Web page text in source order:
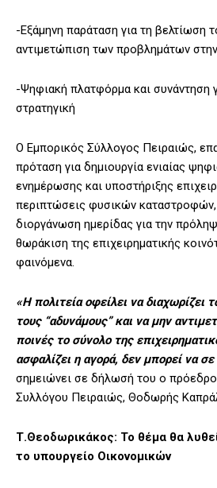
-Εξάμηνη παράταση για τη βελτίωση
αντιμετώπιση των προβλημάτων
-Ψηφιακή πλατφόρμα και συνάντηση
στρατηγική
Ο Εμπορικός Σύλλογος Πειραιώς,
πρόταση για δημιουργία ενιαίας
ενημέρωσης και υποστήριξης
περιπτώσεις φυσικών
διοργάνωση ημερίδας για την
θωράκιση της επιχειρηματικής
φαινόμενα.
«Η πολιτεία οφείλει να διαχωρίζει
τους “αδυνάμους” και να μην
ποινές το σύνολο της
ασφαλίζει η αγορά, δεν μπορεί να
σημειώνει σε δήλωσή του ο
Συλλόγου Πειραιώς, Θοδωρής
Τ.Θεοδωρικάκος: Το θέμα θα
το υπουργείο Οικονομικών